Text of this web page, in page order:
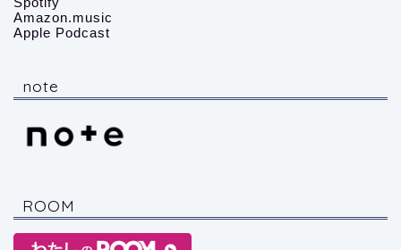
Amazon.music
Apple Podcast
note
ROOM